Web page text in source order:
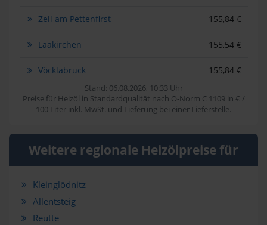
Zell am Pettenfirst 155,84 €
Laakirchen 155,54 €
Vöcklabruck 155,84 €
Stand: 06.08.2026, 10:33 Uhr
Preise für Heizöl in Standardqualität nach Ö-Norm C 1109 in € /
100 Liter inkl. MwSt. und Lieferung bei einer Lieferstelle.
Weitere regionale Heizölpreise für
Kleinglödnitz
Allentsteig
Reutte